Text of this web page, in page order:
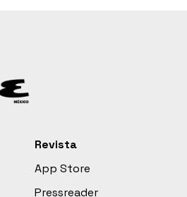
Revista
App Store
Pressreader